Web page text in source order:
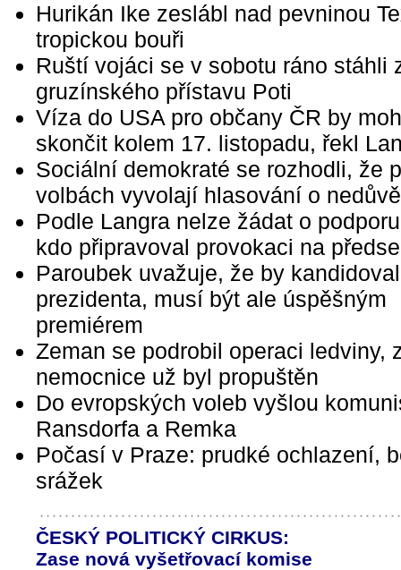
Hurikán Ike zeslábl nad pevninou
tropickou bouři
Ruští vojáci se v sobotu ráno stáhli
gruzínského přístavu Poti
Víza do USA pro občany ČR by
skončit kolem 17. listopadu, řekl
Sociální demokraté se rozhodli, že
volbách vyvolají hlasování o
Podle Langra nelze žádat o
kdo připravoval provokaci na
Paroubek uvažuje, že by
prezidenta, musí být ale úspěšným
premiérem
Zeman se podrobil operaci ledviny,
nemocnice už byl propuštěn
Do evropských voleb vyšlou
Ransdorfa a Remka
Počasí v Praze: prudké ochlazení,
srážek
ČESKÝ POLITICKÝ CIRKUS:
Zase nová vyšetřovací komise